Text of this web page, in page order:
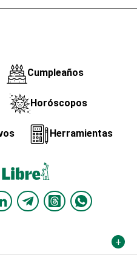
Cumpleaños
Horóscopos
Herramientas